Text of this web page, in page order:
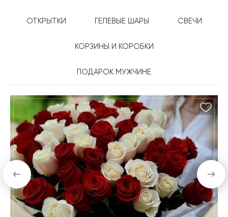
ОТКРЫТКИ ГЕЛЕВЫЕ ШАРЫ СВЕЧИ
КОРЗИНЫ И КОРОБКИ
ПОДАРОК МУЖЧИНЕ